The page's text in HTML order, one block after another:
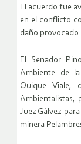
El acuerdo fue
en el conflicto
daño provocado
El Senador
Ambiente de
Quique Viale,
Ambientalistas,
Juez Gálvez
minera